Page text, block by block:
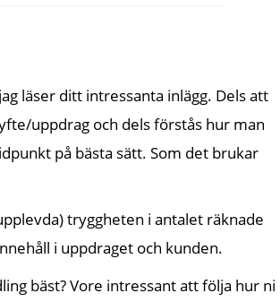
läser ditt intressanta inlägg. Dels att
uppdrag och dels förstås hur man
på bästa sätt. Som det brukar
tryggheten i antalet räknade
i uppdraget och kunden.
bäst? Vore intressant att följa hur ni